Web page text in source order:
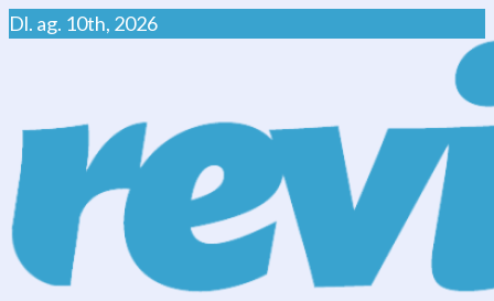
Skip
Dl. ag. 10th, 2026